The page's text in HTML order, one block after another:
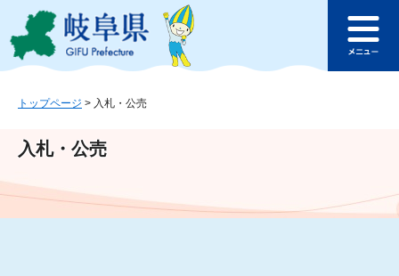
ジ
ュ
文
このページの本文へ
ュ
トップページ > 入札・公売
入札・公売